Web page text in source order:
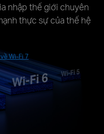
nhập thế giới chuyên
thực sự của thế hệ
Wi-Fi 7